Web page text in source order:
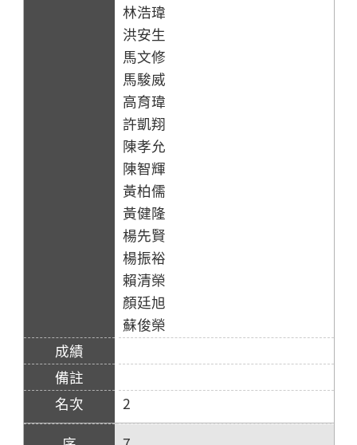
林浩瑋
洪安生
馬文修
馬駿威
高育瑋
許凱翔
陳孝允
陳智輝
黃柏儒
黃健隆
楊先賢
楊振裕
賴清榮
顏廷旭
蘇俊榮
2